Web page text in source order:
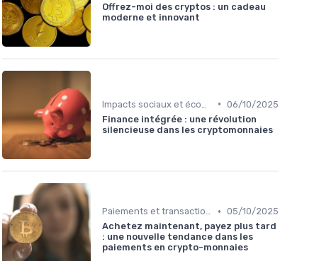
Offrez-moi des cryptos : un cadeau
moderne et innovant
• 06/10/2025
Finance intégrée : une révolution
silencieuse dans les cryptomonnaies
Paiements et transactions • 05/10/2025
Achetez maintenant, payez plus tard
: une nouvelle tendance dans les
paiements en crypto-monnaies